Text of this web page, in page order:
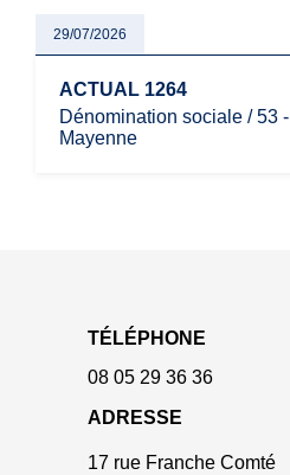
29/07/2026
ACTUAL 1264
Dénomination sociale / 53 -
Mayenne
TÉLÉPHONE
08 05 29 36 36
ADRESSE
17 rue Franche Comté